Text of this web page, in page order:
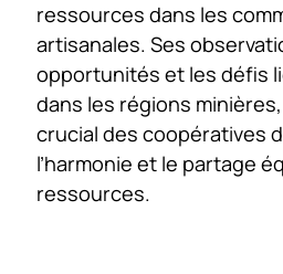
ressources dans les
artisanales. Ses
opportunités et les défis
dans les régions
crucial des coopératives
l’harmonie et le partage
ressources.